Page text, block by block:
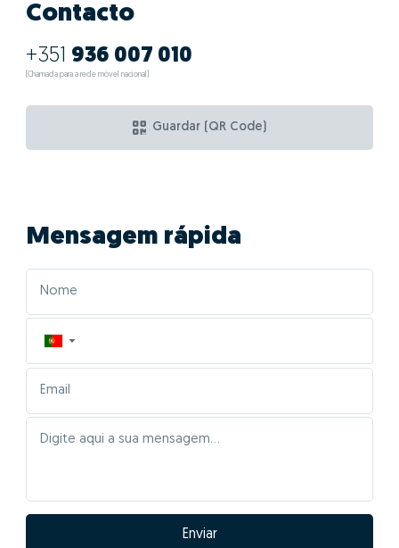
Contacto
+351 936 007 010
(Chamada para a rede móvel nacional)
Guardar (QR Code)
Mensagem rápida
▼
Enviar